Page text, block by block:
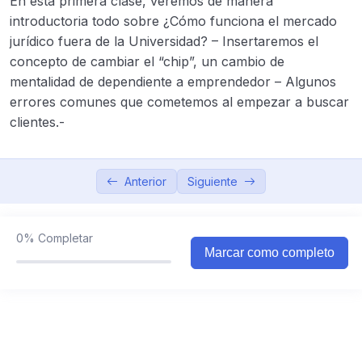
Módulo 3 – Tu presencia online como
abogado.-
0/5
Módulo 4 – ¿Cómo hacer publicidad en redes
sociales?.-
0/4
Módulo 5 – Seguimiento y cierre de
Módulo 6 – Escalando tu estudio jurídico
Módulo 7 – Tu plataforma profesional (sitio
0/5
introductoria todo sobre ¿Cómo funciona el mercado
jurídico fuera de la Universidad? – Insertaremos el
concepto de cambiar el “chip”, un cambio de
mentalidad de dependiente a emprendedor – Algunos
errores comunes que cometemos al empezar a buscar
clientes.-
Anterior Siguiente
0% Completar
Marcar como completo